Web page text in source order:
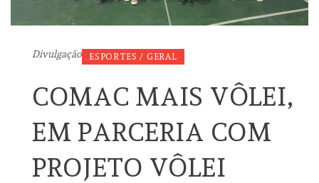
Divulgação ESPORTES / GERAL
COMAC MAIS VÔLEI,
EM PARCERIA COM
PROJETO VÔLEI